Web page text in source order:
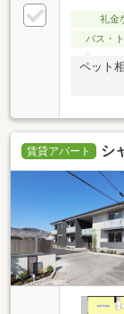
礼金
バス・
ペット
賃貸アパート シ